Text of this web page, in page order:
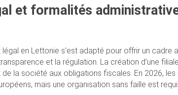
et formalités
légal en Lettonie s’est adapté pour offrir un
et la régulation. La création d’une
de la société aux obligations fiscales. En 2026,
mais une organisation sans faille est